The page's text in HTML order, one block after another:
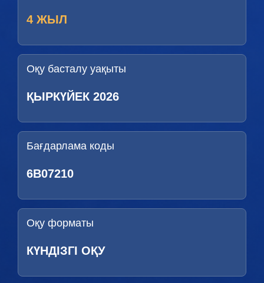
4 ЖЫЛ
Оқу басталу уақыты
ҚЫРКҮЙЕК 2026
Бағдарлама коды
6В07210
Оқу форматы
КҮНДІЗГІ ОҚУ